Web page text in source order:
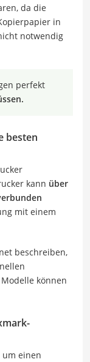
da die
in
notwendig
perfekt
besten
kann über
mit einem
beschreiben,
können
einen